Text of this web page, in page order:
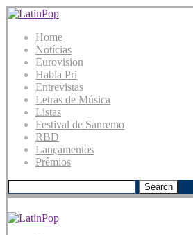
Home
Notícias
Eurovision
Habla Pri
Entrevistas
Letras de Música
Listas
Festival de Sanremo
RBD
Lançamentos
Prêmios
Search